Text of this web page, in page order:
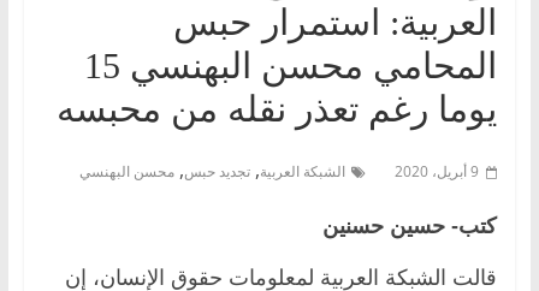
العربية: استمرار حبس
المحامي محسن البهنسي 15
يوما رغم تعذر نقله من محبسه
9 أبريل، 2020 الشبكة العربية, تجديد حبس, محسن البهنسي
كتب- حسين حسنين
قالت الشبكة العربية لمعلومات حقوق الإنسان، إن